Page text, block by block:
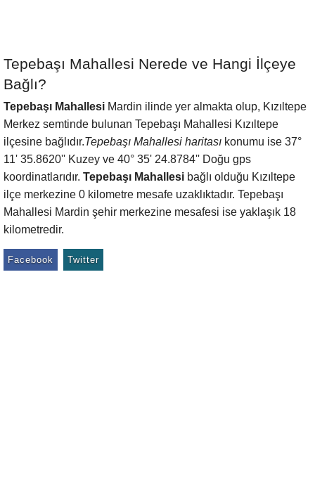
Tepebaşı Mahallesi Nerede ve Hangi İlçeye
Bağlı?
Tepebaşı Mahallesi Mardin ilinde yer almakta olup, Kızıltepe
Merkez semtinde bulunan Tepebaşı Mahallesi Kızıltepe
ilçesine bağlıdır.Tepebaşı Mahallesi haritası konumu ise 37°
11' 35.8620'' Kuzey ve 40° 35' 24.8784'' Doğu gps
koordinatlarıdır. Tepebaşı Mahallesi bağlı olduğu Kızıltepe
ilçe merkezine 0 kilometre mesafe uzaklıktadır. Tepebaşı
Mahallesi Mardin şehir merkezine mesafesi ise yaklaşık 18
kilometredir.
Facebook Twitter